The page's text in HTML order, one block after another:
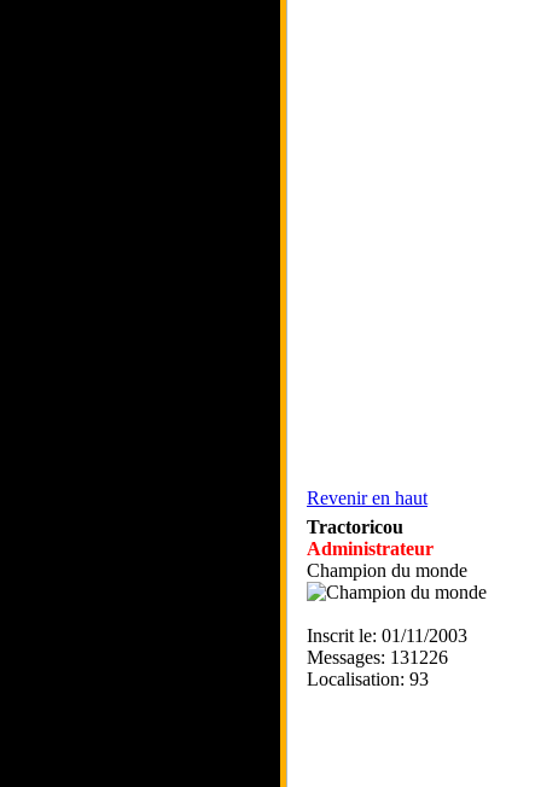
Revenir en haut
Tractoricou
Administrateur
Champion du monde
Inscrit le: 01/11/2003
Messages: 131226
Localisation: 93